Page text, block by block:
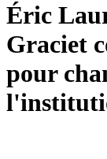
Éric
Graciet
pour